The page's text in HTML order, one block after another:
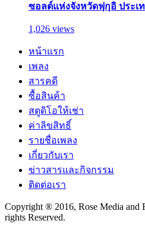
ซอลต์แห่งจังหวัดฟุกุอิ ประเ
1,026 views
หน้าแรก
เพลง
สารคดี
ซื้อสินค้า
สตูดิโอให้เช่า
ค่าลิขสิทธิ์
รายชื่อเพลง
เกี่ยวกับเรา
ข่าวสารและกิจกรรม
ติดต่อเรา
Copyright ® 2016, Rose Media and
rights Reserved.